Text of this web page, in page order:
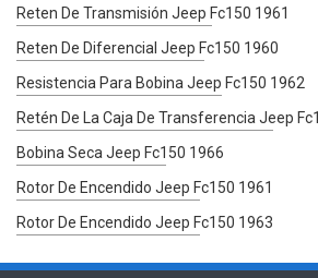
Reten De Transmisión Jeep Fc150 1961
Reten De Diferencial Jeep Fc150 1960
Resistencia Para Bobina Jeep Fc150 1962
Retén De La Caja De Transferencia Jeep
Bobina Seca Jeep Fc150 1966
Rotor De Encendido Jeep Fc150 1961
Rotor De Encendido Jeep Fc150 1963